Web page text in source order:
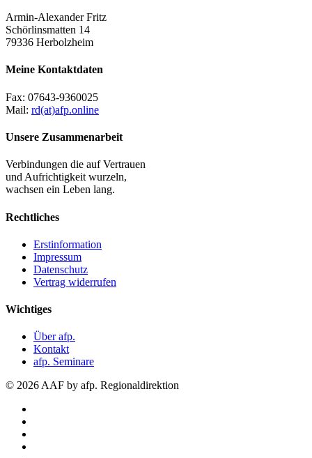
Armin-Alexander Fritz
Schörlinsmatten 14
79336 Herbolzheim
Meine Kontaktdaten
Fax: 07643-9360025
Mail: rd(at)afp.online
Unsere Zusammenarbeit
Verbindungen die auf Vertrauen
und Aufrichtigkeit wurzeln,
wachsen ein Leben lang.
Rechtliches
Erstinformation
Impressum
Datenschutz
Vertrag widerrufen
Wichtiges
Über afp.
Kontakt
afp. Seminare
© 2026 AAF by afp. Regionaldirektion